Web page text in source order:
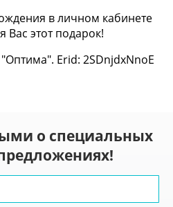
в личном кабинете
этот подарок!
Erid: 2SDnjdxNnoE
о специальных